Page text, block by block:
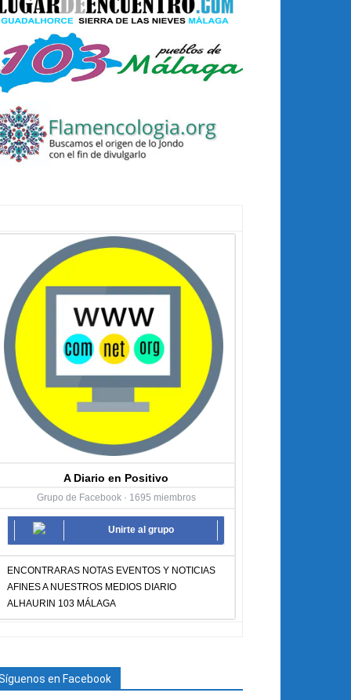
A Diario en Positivo
Grupo de Facebook · 1695 miembros
Unirte al grupo
ENCONTRARAS NOTAS EVENTOS Y NOTICIAS
AFINES A NUESTROS MEDIOS DIARIO
ALHAURIN 103 MÁLAGA
en Facebook